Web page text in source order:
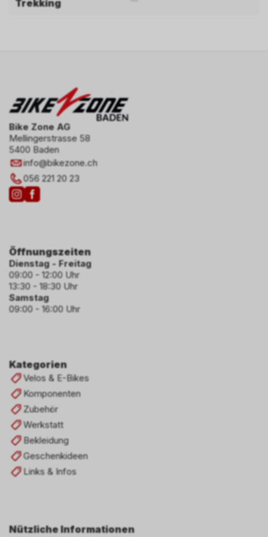
Trekking
Bike Zone AG
Mellingerstrasse 58
5400 Baden
info@bikezone.ch
056 221 20 23
Kategorien
Velos & E-Bikes
Komponenten
Zubehör
Werkstatt
Bekleidung
Geschenkideen
Links & Infos
Nützliche Informationen
Öffnungszeiten
Dienstag - Freitag
09:00 - 12:00 Uhr
13:30 - 18:30 Uhr
Samstag
09:00 - 16:00 Uhr